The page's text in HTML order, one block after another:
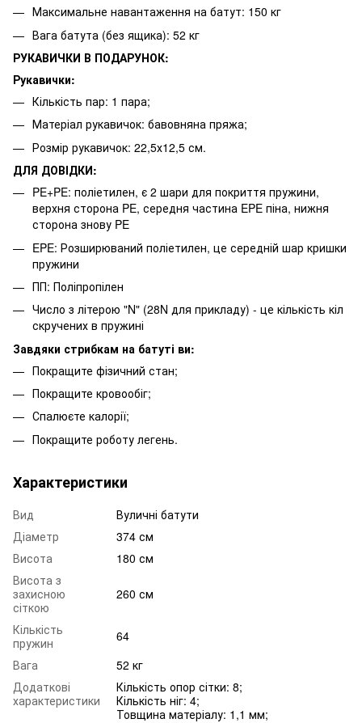
Максимальне навантаження на батут: 150 кг
Вага батута (без ящика): 52 кг
РУКАВИЧКИ В ПОДАРУНОК:
Рукавички:
Кількість пар: 1 пара;
Матеріал рукавичок: бавовняна пряжа;
Розмір рукавичок: 22,5х12,5 см.
ДЛЯ ДОВІДКИ:
PE+PE: поліетилен, є 2 шари для покриття пружини,
верхня сторона PE, середня частина EPE піна, нижня
сторона знову PE
EPE: Розширюваний поліетилен, це середній шар кришки
пружини
ПП: Поліпропілен
Число з літерою "N" (28N для прикладу) - це кількість кіл
скручених в пружині
Завдяки стрибкам на батуті ви:
Покращите фізичний стан;
Покращите кровообіг;
Спалюєте калорії;
Покращите роботу легень.
Характеристики
Вид
Вуличні батути
Діаметр
374 см
Висота
180 см
Висота з
захисною
сіткою
260 см
Кількість
пружин
64
Вага
52 кг
Додаткові
характеристики
Кількість опор сітки: 8;
Кількість ніг: 4;
Товщина матеріалу: 1,1 мм;